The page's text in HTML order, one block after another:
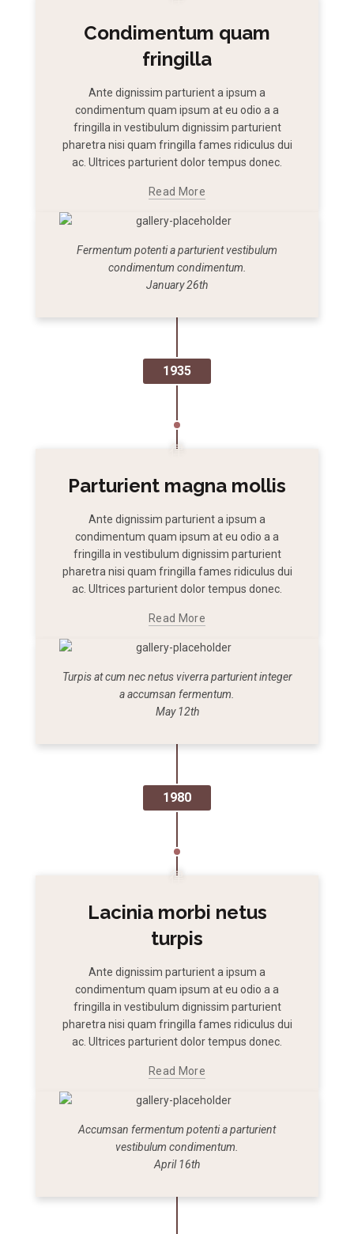
Condimentum quam
fringilla
Ante dignissim parturient a ipsum a
condimentum quam ipsum at eu odio a a
fringilla in vestibulum dignissim parturient
pharetra nisi quam fringilla fames ridiculus dui
ac. Ultrices parturient dolor tempus donec.
Read More
Fermentum potenti a parturient vestibulum
condimentum condimentum.
January 26th
1935
Parturient magna mollis
Ante dignissim parturient a ipsum a
condimentum quam ipsum at eu odio a a
fringilla in vestibulum dignissim parturient
pharetra nisi quam fringilla fames ridiculus dui
ac. Ultrices parturient dolor tempus donec.
Read More
Turpis at cum nec netus viverra parturient integer
a accumsan fermentum.
May 12th
1980
Lacinia morbi netus
turpis
Ante dignissim parturient a ipsum a
condimentum quam ipsum at eu odio a a
fringilla in vestibulum dignissim parturient
pharetra nisi quam fringilla fames ridiculus dui
ac. Ultrices parturient dolor tempus donec.
Read More
Accumsan fermentum potenti a parturient
vestibulum condimentum.
April 16th